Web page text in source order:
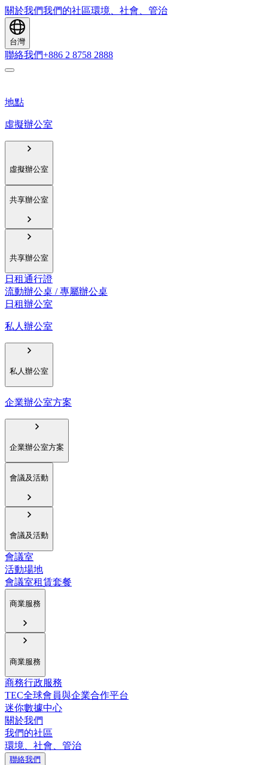
關於我們我們的社區環境、社會、管治
台灣
聯絡我們+886 2 8758 2888
地點
虛擬辦公室
虛擬辦公室
共享辦公室
共享辦公室
日租通行證
流動辦公桌 / 專屬辦公桌
日租辦公室
私人辦公室
私人辦公室
企業辦公室方案
企業辦公室方案
會議及活動
會議及活動
會議室
活動場地
會議室租賃套餐
商業服務
商業服務
商務行政服務
TEC全球會員與企業合作平台
迷你數據中心
關於我們
我們的社區
環境、社會、管治
聯絡我們